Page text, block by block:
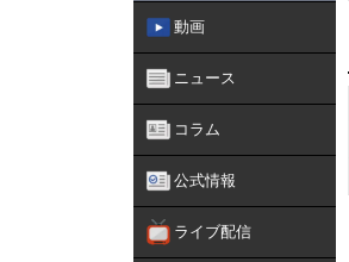
動画
ニュース
コラム
公式情報
ライブ配信